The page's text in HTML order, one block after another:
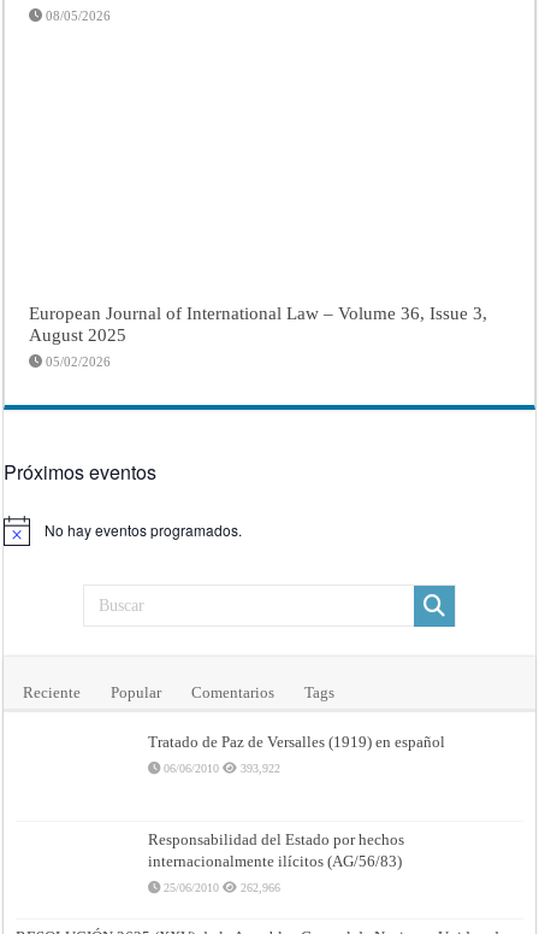
08/05/2026
European Journal of International Law – Volume 36, Issue 3,
August 2025
05/02/2026
Próximos eventos
Aviso No hay eventos programados.
Reciente Popular Comentarios Tags
Tratado de Paz de Versalles (1919) en español
06/06/2010 393,922
Responsabilidad del Estado por hechos
internacionalmente ilícitos (AG/56/83)
25/06/2010 262,966